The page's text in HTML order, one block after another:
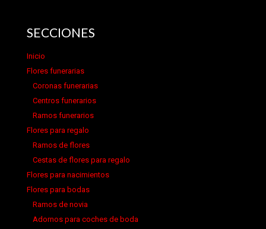
SECCIONES
Inicio
Flores funerarias
Coronas funerarias
Centros funerarios
Ramos funerarios
Flores para regalo
Ramos de flores
Cestas de flores para regalo
Flores para nacimientos
Flores para bodas
Ramos de novia
Adornos para coches de boda